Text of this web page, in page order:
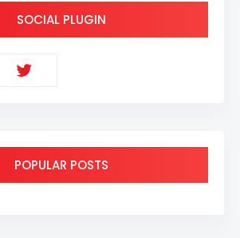
SOCIAL PLUGIN
POPULAR POSTS